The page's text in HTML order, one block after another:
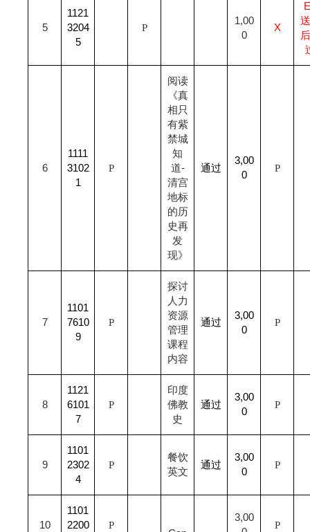
5
1121
3204
5
P
1,00
0
X
6
1111
3102
1
P
阅读
《真
相只
有紫
禁城
知
道-
清宫
地标
的历
史再
发
现》
通过
3,00
0
P
7
1101
7610
9
P
探讨
人力
资源
管理
课程
内容
通过
3,00
0
P
8
1121
6101
7
P
印度
佛教
史
通过
3,00
0
P
9
1101
2302
4
P
餐饮
英文
通过
3,00
0
P
10
1101
2200
P
3,00
P